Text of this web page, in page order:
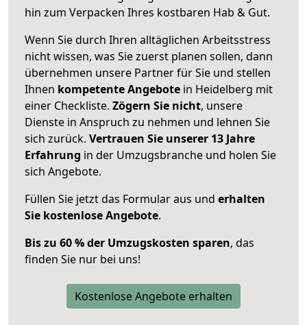
hin zum Verpacken Ihres kostbaren Hab & Gut.
Wenn Sie durch Ihren alltäglichen Arbeitsstress
nicht wissen, was Sie zuerst planen sollen, dann
übernehmen unsere Partner für Sie und stellen
Ihnen kompetente Angebote in Heidelberg mit
einer Checkliste. Zögern Sie nicht, unsere
Dienste in Anspruch zu nehmen und lehnen Sie
sich zurück. Vertrauen Sie unserer 13 Jahre
Erfahrung in der Umzugsbranche und holen Sie
sich Angebote.
Füllen Sie jetzt das Formular aus und erhalten
Sie kostenlose Angebote.
Bis zu 60 % der Umzugskosten sparen, das
finden Sie nur bei uns!
Kostenlose Angebote erhalten